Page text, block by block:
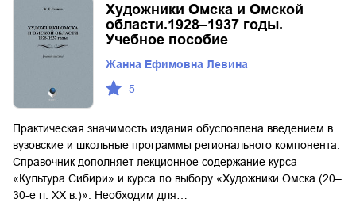
Художники Омска и Омской
области.1928–1937 годы.
Учебное пособие
Жанна Ефимовна Левина
5
Практическая значимость издания обусловлена введением в
вузовские и школьные программы регионального компонента.
Справочник дополняет лекционное содержание курса
«Культура Сибири» и курса по выбору «Художники Омска (20–
30-е гг. XX в.)». Необходим для…